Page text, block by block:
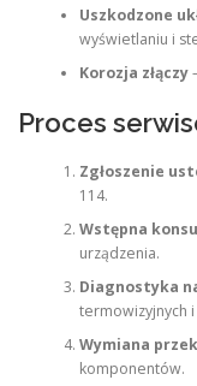
Uszkodzone
wyświetlaniu i
Korozja złączy
Proces
Zgłoszenie
114.
Wstępna
urządzenia.
Diagnostyka
termowizyjnych
Wymiana
komponentów.